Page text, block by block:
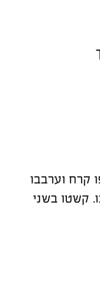
קרח וערבבו
קשטו בשני